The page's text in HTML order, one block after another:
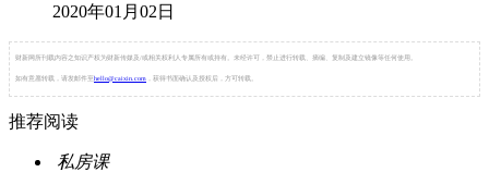
2020年01月02日
财新网所刊载内容之知识产权为财新传媒及/或相关权利人专属所有或持有。未经许可，禁止进行转载、摘编、复制及建立镜像等任何使用。
如有意愿转载，请发邮件至 hello@caixin.com ，获得书面确认及授权后，方可转载。
推荐阅读
私房课